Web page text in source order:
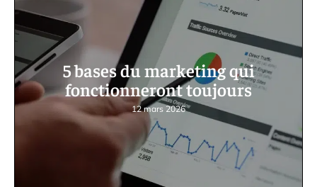
5 bases du marketing qui
fonctionneront toujours
12 mars 2026